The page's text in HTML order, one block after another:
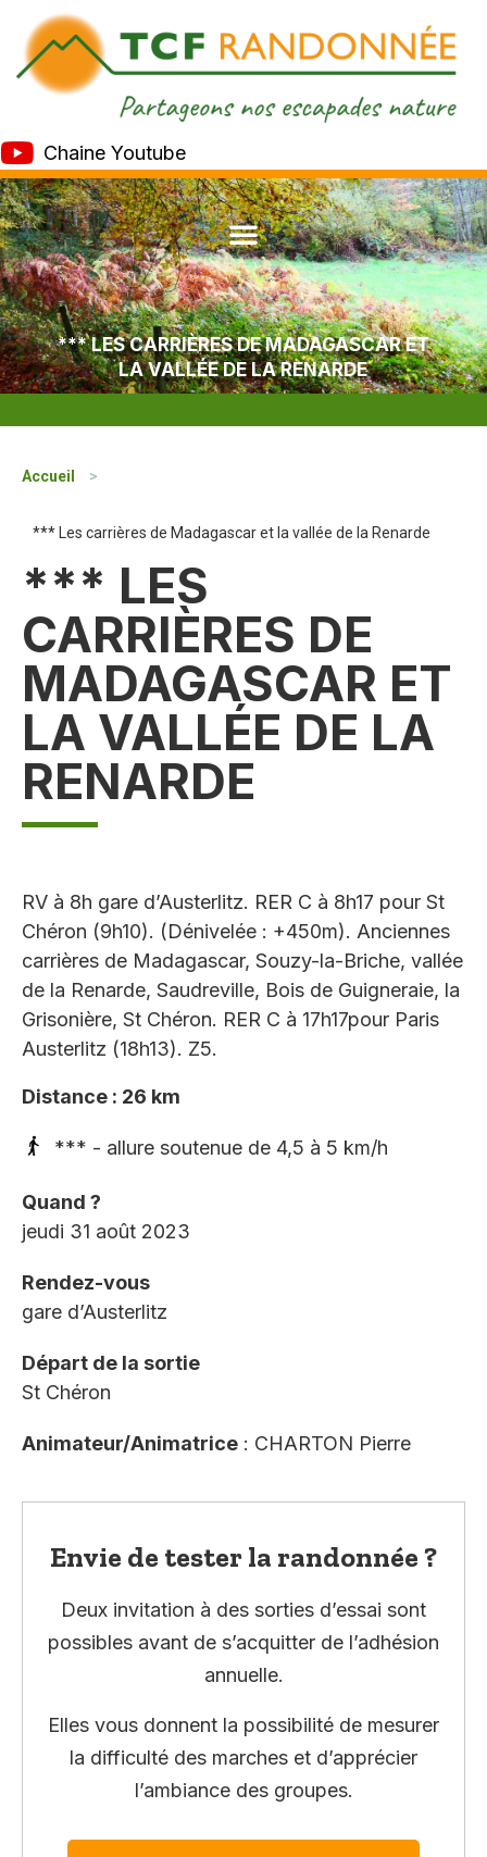
Chaine Youtube
*** LES CARRIÈRES DE MADAGASCAR ET
LA VALLÉE DE LA RENARDE
Accueil >
*** Les carrières de Madagascar et la vallée de la Renarde
*** LES
CARRIÈRES DE
MADAGASCAR ET
LA VALLÉE DE LA
RENARDE
RV à 8h gare d’Austerlitz. RER C à 8h17 pour St
Chéron (9h10). (Dénivelée : +450m). Anciennes
carrières de Madagascar, Souzy-la-Briche, vallée
de la Renarde, Saudreville, Bois de Guigneraie, la
Grisonière, St Chéron. RER C à 17h17pour Paris
Austerlitz (18h13). Z5.
Distance : 26 km
*** - allure soutenue de 4,5 à 5 km/h
Quand ?
jeudi 31 août 2023
Rendez-vous
gare d’Austerlitz
Départ de la sortie
St Chéron
Animateur/Animatrice : CHARTON Pierre
Envie de tester la randonnée ?
Deux invitation à des sorties d’essai sont
possibles avant de s’acquitter de l’adhésion
annuelle.
Elles vous donnent la possibilité de mesurer
la difficulté des marches et d’apprécier
l’ambiance des groupes.